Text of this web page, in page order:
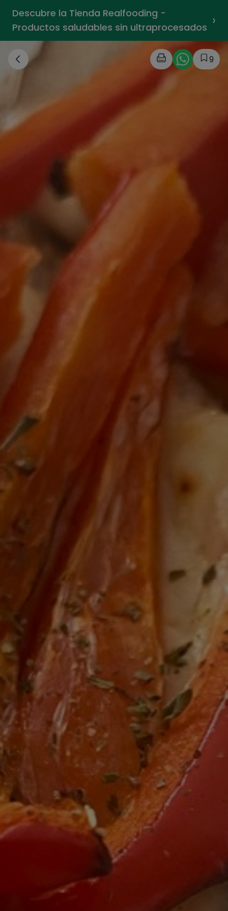
Descubre la Tienda Realfooding -
Productos saludables sin ultraprocesados ›
9